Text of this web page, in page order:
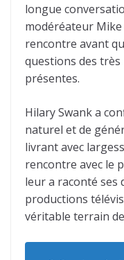
longue
modéréateur
rencontre avant
questions des
présentes.
Hilary Swank a
naturel et de
livrant avec
rencontre avec le
leur a raconté ses
productions
véritable terrain